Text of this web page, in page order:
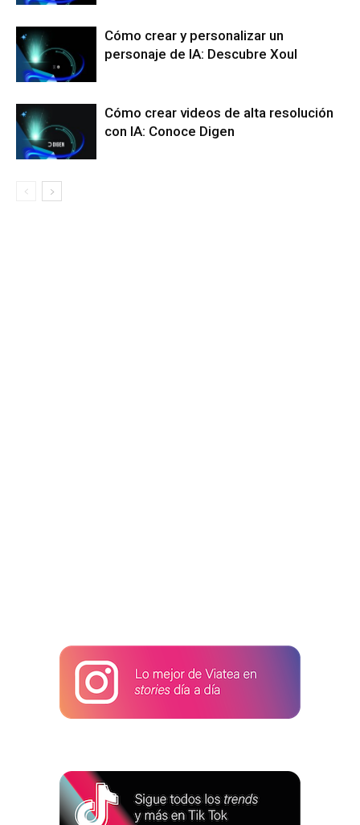
Cómo crear y personalizar un
personaje de IA: Descubre Xoul
Cómo crear videos de alta resolución
con IA: Conoce Digen